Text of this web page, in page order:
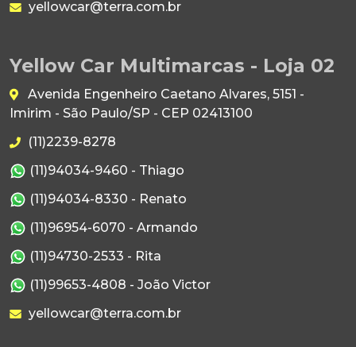
yellowcar@terra.com.br
Yellow Car Multimarcas - Loja 02
Avenida Engenheiro Caetano Alvares, 5151 -
Imirim - São Paulo/SP - CEP 02413100
(11)2239-8278
(11)94034-9460 - Thiago
(11)94034-8330 - Renato
(11)96954-6070 - Armando
(11)94730-2533 - Rita
(11)99653-4808 - João Victor
yellowcar@terra.com.br